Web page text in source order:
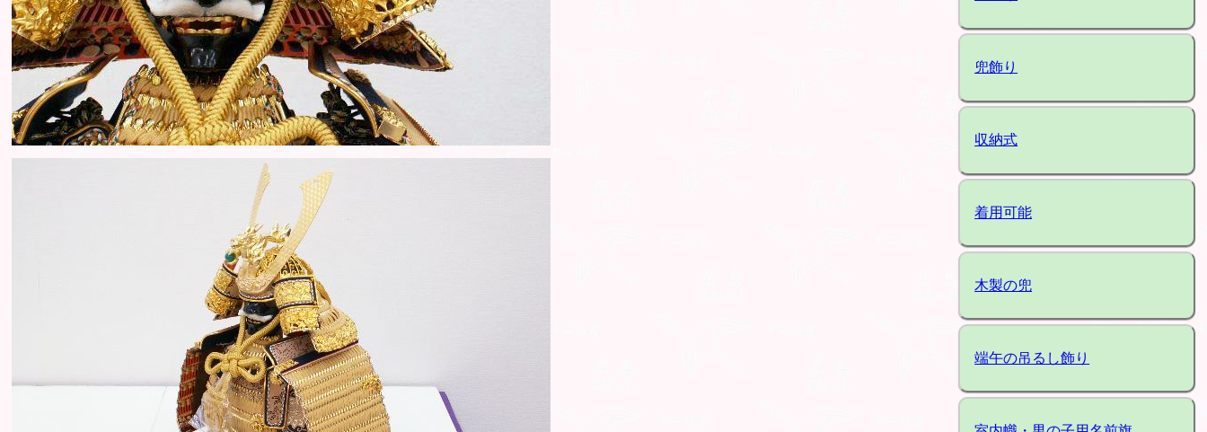
兜飾り
収納式
着用可能
木製の兜
端午の吊るし飾り